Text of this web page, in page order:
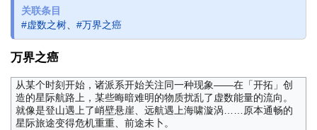
关联条目
#虚数之树
#万界之癌
万界之癌
从某个时刻开始，诸派系开始关注同一种现象——在「开拓」创
造的星际航路上，某些晦暗难明的物质扰乱了虚数能量的流向。
就像是登山遇上了峭壁悬崖、远航遇上海啸漩涡……原本通畅的
星际旅途变得危机重重、前途未卜。